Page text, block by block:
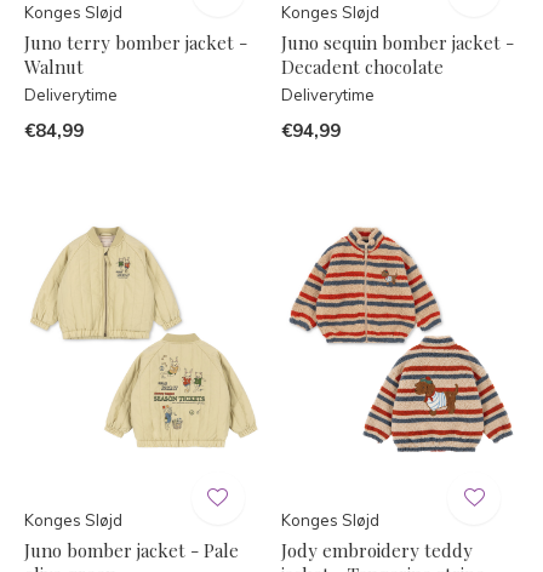
Konges Sløjd
Juno terry bomber jacket -
Walnut
Deliverytime
€84,99
Konges Sløjd
Juno sequin bomber jacket -
Decadent chocolate
Deliverytime
€94,99
Konges Sløjd
Juno bomber jacket - Pale
Konges Sløjd
Jody embroidery teddy